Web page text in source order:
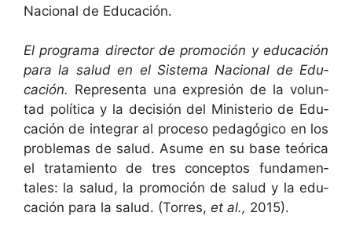
Nacional de Educación.
El pro­gra­ma direc­tor de pro­mo­ción y edu­cación
para la salud en el Sis­tema Nacional de Edu­
cación. Rep­re­sen­ta una expre­sión de la vol­un­
tad políti­ca y la decisión del Min­is­te­rio de Edu­
cación de inte­grar al pro­ce­so pedagógi­co en los
prob­le­mas de salud. Asume en su base teóri­ca
el tratamien­to de tres con­cep­tos fun­da­men­
tales: la salud, la pro­mo­ción de salud y la edu­
cación para la salud. (Tor­res, et al., 2015).